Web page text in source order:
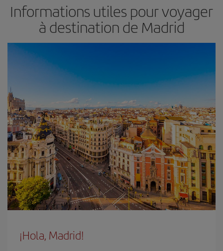
Informations utiles pour voyager
à destination de Madrid
¡Hola, Madrid!